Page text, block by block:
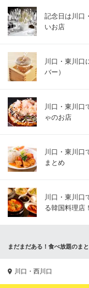
ＪＲ京浜東北線川口駅
埼玉県川口市本町4-5-1 Tプラ
記念日は川口
いお店
川口・東川口
バー）
川口・東川口
ゃのお店
川口・東川口
まとめ
川口・東川口
る韓国料理店！
まだまだある！食べ放題のま
川口・西川口